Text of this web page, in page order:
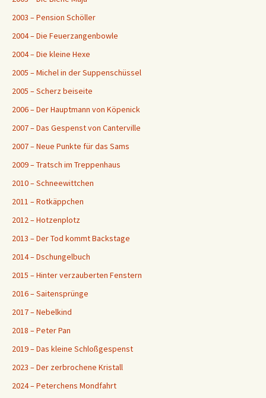
2003 – Pension Schöller
2004 – Die Feuerzangenbowle
2004 – Die kleine Hexe
2005 – Michel in der Suppenschüssel
2005 – Scherz beiseite
2006 – Der Hauptmann von Köpenick
2007 – Das Gespenst von Canterville
2007 – Neue Punkte für das Sams
2009 – Tratsch im Treppenhaus
2010 – Schneewittchen
2011 – Rotkäppchen
2012 – Hotzenplotz
2013 – Der Tod kommt Backstage
2014 – Dschungelbuch
2015 – Hinter verzauberten Fenstern
2016 – Saitensprünge
2017 – Nebelkind
2018 – Peter Pan
2019 – Das kleine Schloßgespenst
2023 – Der zerbrochene Kristall
2024 – Peterchens Mondfahrt